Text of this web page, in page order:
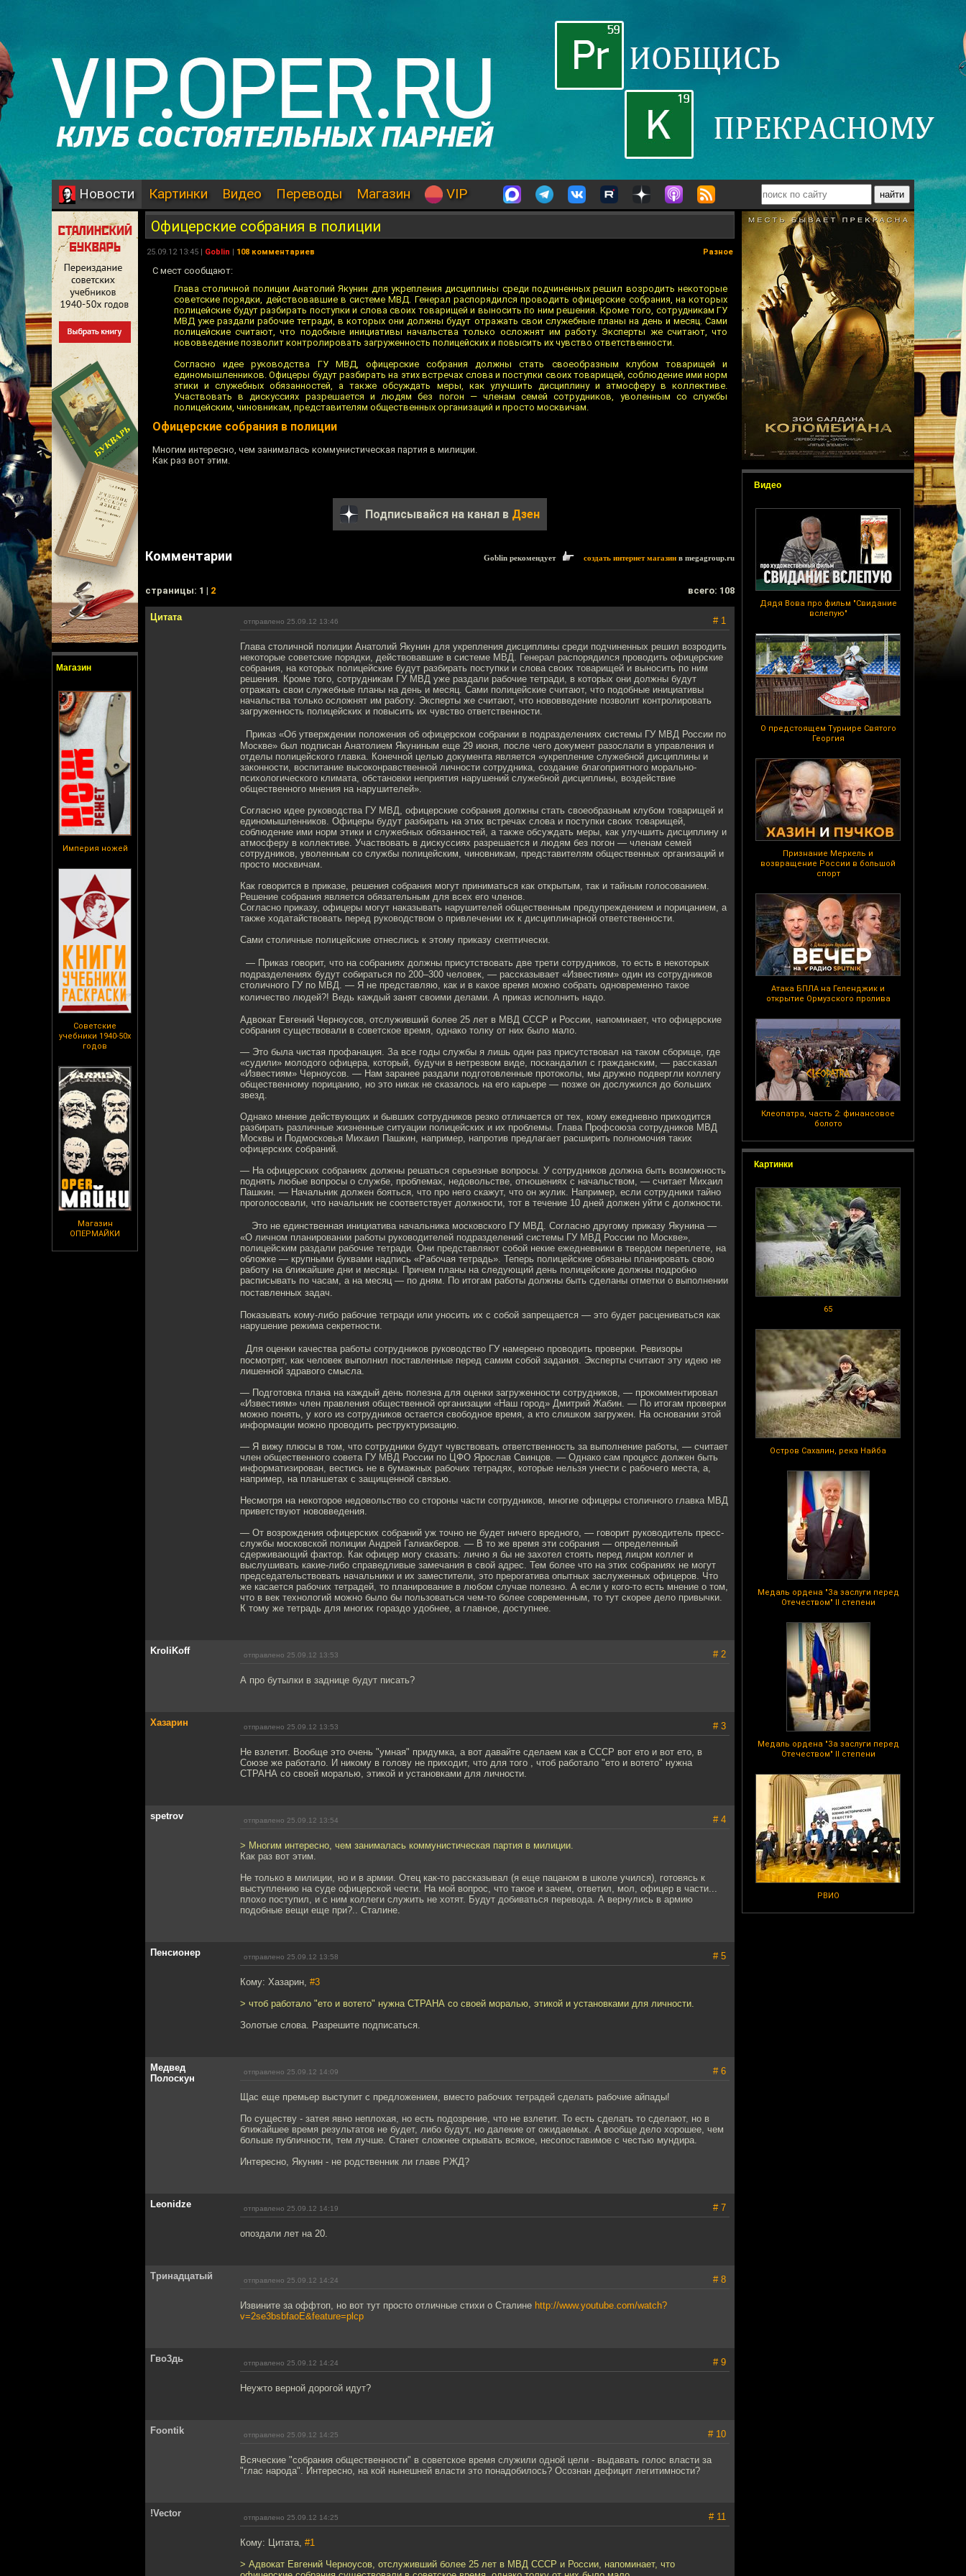
Новости Картинки Видео Переводы Магазин VIP
Магазин
Империя ножей
Советские
учебники 1940-50х
годов
Магазин
ОПЕРМАЙКИ
Видео
Дядя Вова про фильм "Свидание
вслепую"
О предстоящем Турнире Святого
Георгия
Признание Меркель и
возвращение России в большой
спорт
Атака БПЛА на Геленджик и
открытие Ормузского пролива
Клеопатра, часть 2: финансовое
болото
Картинки
65
Остров Сахалин, река Найба
Медаль ордена "За заслуги перед
Отечеством" II степени
Медаль ордена "За заслуги перед
Отечеством" II степени
РВИО
Офицерские собрания в полиции
25.09.12 13:45 | Goblin | 108 комментариев Разное
С мест сообщают:
Глава столичной полиции Анатолий Якунин для укрепления дисциплины среди подчиненных решил возродить некоторые
советские порядки, действовавшие в системе МВД. Генерал распорядился проводить офицерские собрания, на которых
полицейские будут разбирать поступки и слова своих товарищей и выносить по ним решения. Кроме того, сотрудникам ГУ
МВД уже раздали рабочие тетради, в которых они должны будут отражать свои служебные планы на день и месяц. Сами
полицейские считают, что подобные инициативы начальства только осложнят им работу. Эксперты же считают, что
нововведение позволит контролировать загруженность полицейских и повысить их чувство ответственности.
Согласно идее руководства ГУ МВД, офицерские собрания должны стать своеобразным клубом товарищей и
единомышленников. Офицеры будут разбирать на этих встречах слова и поступки своих товарищей, соблюдение ими норм
этики и служебных обязанностей, а также обсуждать меры, как улучшить дисциплину и атмосферу в коллективе.
Участвовать в дискуссиях разрешается и людям без погон — членам семей сотрудников, уволенным со службы
полицейским, чиновникам, представителям общественных организаций и просто москвичам.
Офицерские собрания в полиции
Многим интересно, чем занималась коммунистическая партия в милиции.
Как раз вот этим.
Подписывайся на канал в Дзен
Комментарии Goblin рекомендует создать интернет магазин в megagroup.ru
cтраницы: 1 | 2 всего: 108
Цитата отправлено 25.09.12 13:46 # 1
Глава столичной полиции Анатолий Якунин для укрепления дисциплины среди подчиненных решил возродить
некоторые советские порядки, действовавшие в системе МВД. Генерал распорядился проводить офицерские
собрания, на которых полицейские будут разбирать поступки и слова своих товарищей и выносить по ним
решения. Кроме того, сотрудникам ГУ МВД уже раздали рабочие тетради, в которых они должны будут
отражать свои служебные планы на день и месяц. Сами полицейские считают, что подобные инициативы
начальства только осложнят им работу. Эксперты же считают, что нововведение позволит контролировать
загруженность полицейских и повысить их чувство ответственности.
Приказ «Об утверждении положения об офицерском собрании в подразделениях системы ГУ МВД России по
Москве» был подписан Анатолием Якуниным еще 29 июня, после чего документ разослали в управления и
отделы полицейского главка. Конечной целью документа является «укрепление служебной дисциплины и
законности, воспитание высоконравственной личности сотрудника, создание благоприятного морально-
психологического климата, обстановки неприятия нарушений служебной дисциплины, воздействие
общественного мнения на нарушителей».
Согласно идее руководства ГУ МВД, офицерские собрания должны стать своеобразным клубом товарищей и
единомышленников. Офицеры будут разбирать на этих встречах слова и поступки своих товарищей,
соблюдение ими норм этики и служебных обязанностей, а также обсуждать меры, как улучшить дисциплину и
атмосферу в коллективе. Участвовать в дискуссиях разрешается и людям без погон — членам семей
сотрудников, уволенным со службы полицейским, чиновникам, представителям общественных организаций и
просто москвичам.
Как говорится в приказе, решения собрания могут приниматься как открытым, так и тайным голосованием.
Решение собрания является обязательным для всех его членов.
Согласно приказу, офицеры могут наказывать нарушителей общественным предупреждением и порицанием, а
также ходатайствовать перед руководством о привлечении их к дисциплинарной ответственности.
Сами столичные полицейские отнеслись к этому приказу скептически.
— Приказ говорит, что на собраниях должны присутствовать две трети сотрудников, то есть в некоторых
подразделениях будут собираться по 200–300 человек, — рассказывает «Известиям» один из сотрудников
столичного ГУ по МВД. — Я не представляю, как и в какое время можно собрать одновременно такое
количество людей?! Ведь каждый занят своими делами. А приказ исполнить надо.
Адвокат Евгений Черноусов, отслуживший более 25 лет в МВД СССР и России, напоминает, что офицерские
собрания существовали в советское время, однако толку от них было мало.
— Это была чистая профанация. За все годы службы я лишь один раз присутствовал на таком сборище, где
«судили» молодого офицера, который, будучи в нетрезвом виде, поскандалил с гражданским, — рассказал
«Известиям» Черноусов. — Нам заранее раздали подготовленные протоколы, мы дружно подвергли коллегу
общественному порицанию, но это никак не сказалось на его карьере — позже он дослужился до больших
звезд.
Однако мнение действующих и бывших сотрудников резко отличается от тех, кому ежедневно приходится
разбирать различные жизненные ситуации полицейских и их проблемы. Глава Профсоюза сотрудников МВД
Москвы и Подмосковья Михаил Пашкин, например, напротив предлагает расширить полномочия таких
офицерских собраний.
— На офицерских собраниях должны решаться серьезные вопросы. У сотрудников должна быть возможность
поднять любые вопросы о службе, проблемах, недовольстве, отношениях с начальством, — считает Михаил
Пашкин. — Начальник должен бояться, что про него скажут, что он жулик. Например, если сотрудники тайно
проголосовали, что начальник не соответствует должности, тот в течение 10 дней должен уйти c должности.
Это не единственная инициатива начальника московского ГУ МВД. Согласно другому приказу Якунина —
«О личном планировании работы руководителей подразделений системы ГУ МВД России по Москве»,
полицейским раздали рабочие тетради. Они представляют собой некие ежедневники в твердом переплете, на
обложке — крупными буквами надпись «Рабочая тетрадь». Теперь полицейские обязаны планировать свою
работу на ближайшие дни и месяцы. Причем планы на следующий день полицейские должны подробно
расписывать по часам, а на месяц — по дням. По итогам работы должны быть сделаны отметки о выполнении
поставленных задач.
Показывать кому-либо рабочие тетради или уносить их с собой запрещается — это будет расцениваться как
нарушение режима секретности.
Для оценки качества работы сотрудников руководство ГУ намерено проводить проверки. Ревизоры
посмотрят, как человек выполнил поставленные перед самим собой задания. Эксперты считают эту идею не
лишенной здравого смысла.
— Подготовка плана на каждый день полезна для оценки загруженности сотрудников, — прокомментировал
«Известиям» член правления общественной организации «Наш город» Дмитрий Жабин. — По итогам проверки
можно понять, у кого из сотрудников остается свободное время, а кто слишком загружен. На основании этой
информации можно проводить реструктуризацию.
— Я вижу плюсы в том, что сотрудники будут чувствовать ответственность за выполнение работы, — считает
член общественного совета ГУ МВД России по ЦФО Ярослав Свинцов. — Однако сам процесс должен быть
информатизирован, вестись не в бумажных рабочих тетрадях, которые нельзя унести с рабочего места, а,
например, на планшетах с защищенной связью.
Несмотря на некоторое недовольство со стороны части сотрудников, многие офицеры столичного главка МВД
приветствуют нововведения.
— От возрождения офицерских собраний уж точно не будет ничего вредного, — говорит руководитель пресс-
службы московской полиции Андрей Галиакберов. — В то же время эти собрания — определенный
сдерживающий фактор. Как офицер могу сказать: лично я бы не захотел стоять перед лицом коллег и
выслушивать какие-либо справедливые замечания в свой адрес. Тем более что на этих собраниях не могут
председательствовать начальники и их заместители, это прерогатива опытных заслуженных офицеров. Что
же касается рабочих тетрадей, то планирование в любом случае полезно. А если у кого-то есть мнение о том,
что в век технологий можно было бы пользоваться чем-то более современным, то тут скорее дело привычки.
К тому же тетрадь для многих гораздо удобнее, а главное, доступнее.
KroliKoff отправлено 25.09.12 13:53 # 2
А про бутылки в заднице будут писать?
Хазарин отправлено 25.09.12 13:53 # 3
Не взлетит. Вообще это очень "умная" придумка, а вот давайте сделаем как в СССР вот ето и вот ето, в
Союзе же работало. И никому в голову не приходит, что для того , чтоб работало "ето и вотето" нужна
СТРАНА со своей моралью, этикой и установками для личности.
spetrov отправлено 25.09.12 13:54 # 4
> Многим интересно, чем занималась коммунистическая партия в милиции.
Как раз вот этим.
Не только в милиции, но и в армии. Отец как-то рассказывал (я еще пацаном в школе учился), готовясь к
выступлению на суде офицерской чести. На мой вопрос, что такое и зачем, ответил, мол, офицер в части...
плохо поступил, и с ним коллеги служить не хотят. Будут добиваться перевода. А вернулись в армию
подобные вещи еще при?.. Сталине.
Пенсионер отправлено 25.09.12 13:58 # 5
Кому: Хазарин, #3
> чтоб работало "ето и вотето" нужна СТРАНА со своей моралью, этикой и установками для личности.
Золотые слова. Разрешите подписаться.
Медвед
Полоскун
отправлено 25.09.12 14:09 # 6
Щас еще премьер выступит с предложением, вместо рабочих тетрадей сделать рабочие айпады!
По существу - затея явно неплохая, но есть подозрение, что не взлетит. То есть сделать то сделают, но в
ближайшее время результатов не будет, либо будут, но далекие от ожидаемых. А вообще дело хорошее, чем
больше публичности, тем лучше. Станет сложнее скрывать всякое, несопоставимое с честью мундира.
Интересно, Якунин - не родственник ли главе РЖД?
Leonidze отправлено 25.09.12 14:19 # 7
опоздали лет на 20.
Тринадцатый отправлено 25.09.12 14:24 # 8
Извините за оффтоп, но вот тут просто отличные стихи о Сталине http://www.youtube.com/watch?
v=2se3bsbfaoE&feature=plcp
Гво3дь отправлено 25.09.12 14:24 # 9
Неужто верной дорогой идут?
Foontik отправлено 25.09.12 14:25 # 10
Всяческие "собрания общественности" в советское время служили одной цели - выдавать голос власти за
"глас народа". Интересно, на кой нынешней власти это понадобилось? Осознан дефицит легитимности?
!Vector отправлено 25.09.12 14:25 # 11
Кому: Цитата, #1
> Адвокат Евгений Черноусов, отслуживший более 25 лет в МВД СССР и России, напоминает, что